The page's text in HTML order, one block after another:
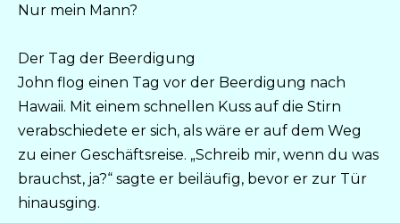
Nur mein Mann?
Der Tag der Beerdigung
John flog einen Tag vor der Beerdigung nach
Hawaii. Mit einem schnellen Kuss auf die Stirn
verabschiedete er sich, als wäre er auf dem Weg
zu einer Geschäftsreise. „Schreib mir, wenn du was
brauchst, ja?“ sagte er beiläufig, bevor er zur Tür
hinausging.